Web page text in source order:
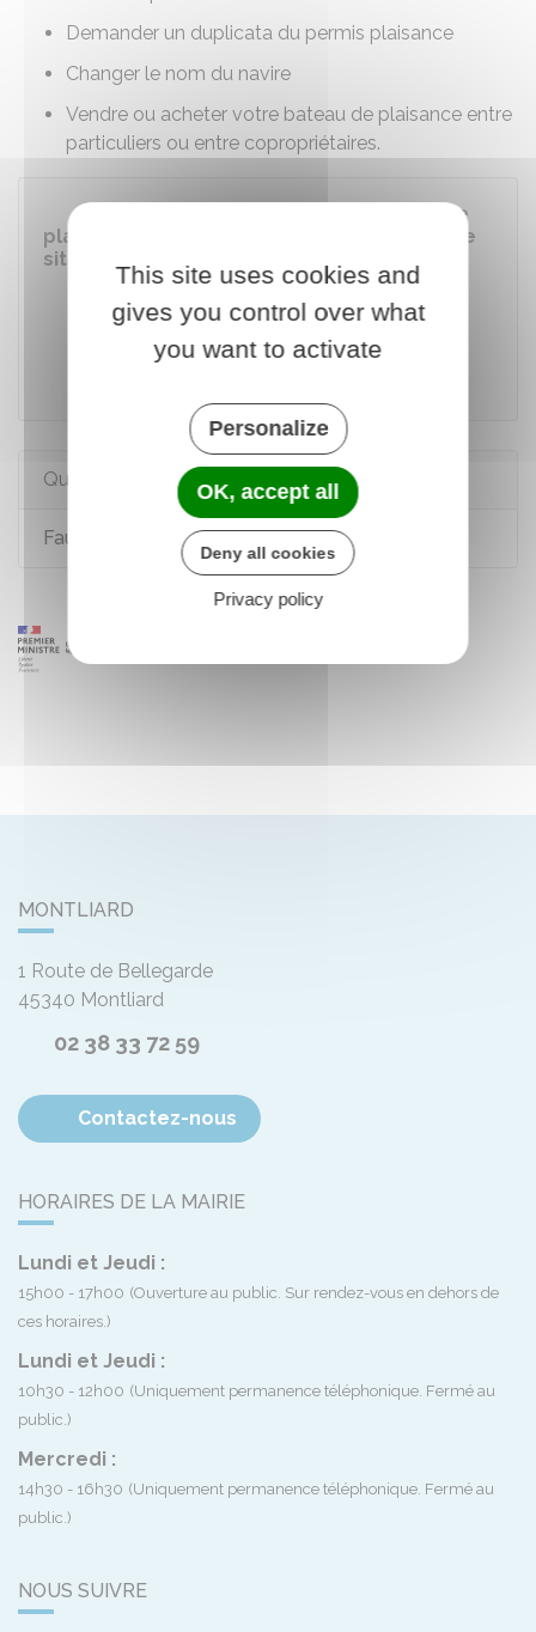
Demander un duplicata du permis plaisance
Changer le nom du navire
Vendre ou acheter votre bateau de plaisance entre
particuliers ou entre copropriétaires.
Démarches en ligne pour les navires de
plaisance (enregistrement, changement de
situation...)
Accéder au service en ligne
Questions ? Réponses !
Faut-il assurer un bateau de plaisance ?
MONTLIARD
1 Route de Bellegarde
45340 Montliard
02 38 33 72 59
Contactez-nous
HORAIRES DE LA MAIRIE
Lundi et Jeudi :
15h00 - 17h00 (Ouverture au public. Sur rendez-vous en dehors de
ces horaires.)
Lundi et Jeudi :
10h30 - 12h00 (Uniquement permanence téléphonique. Fermé au
public.)
Mercredi :
14h30 - 16h30 (Uniquement permanence téléphonique. Fermé au
public.)
NOUS SUIVRE
This site uses cookies and
gives you control over what
you want to activate
Personalize
OK, accept all
Deny all cookies
Privacy policy